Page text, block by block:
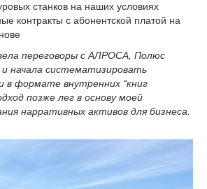
станков на наших условиях
контракты с абонентской платой на
переговоры с АЛРОСА, Полюс
начала систематизировать
в формате внутренних “книг
позже лег в основу моей
нарративных активов для бизнеса.